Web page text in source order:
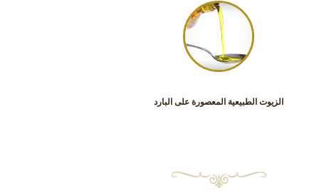
الزيوت الطبيعية المعصورة على البارد